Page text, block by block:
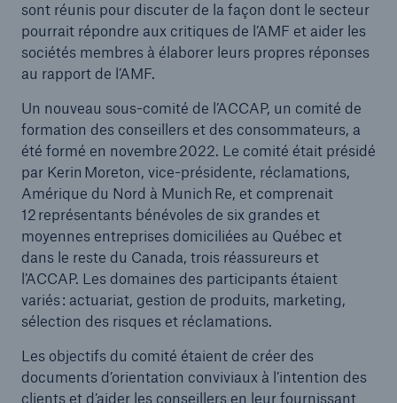
sont réunis pour discuter de la façon dont le secteur
pourrait répondre aux critiques de l’AMF et aider les
sociétés membres à élaborer leurs propres réponses
au rapport de l’AMF.
Un nouveau sous-comité de l’ACCAP, un comité de
formation des conseillers et des consommateurs, a
été formé en novembre 2022. Le comité était présidé
par Kerin Moreton, vice-présidente, réclamations,
Amérique du Nord à Munich Re, et comprenait
12 représentants bénévoles de six grandes et
moyennes entreprises domiciliées au Québec et
dans le reste du Canada, trois réassureurs et
l’ACCAP. Les domaines des participants étaient
variés : actuariat, gestion de produits, marketing,
sélection des risques et réclamations.
Les objectifs du comité étaient de créer des
documents d’orientation conviviaux à l’intention des
clients et d’aider les conseillers en leur fournissant